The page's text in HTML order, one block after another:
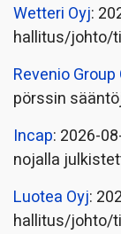
Wetteri Oyj:
hallitus/johto/
Revenio Group
pörssin
Incap: 2026-
nojalla
Luotea Oyj:
hallitus/johto/